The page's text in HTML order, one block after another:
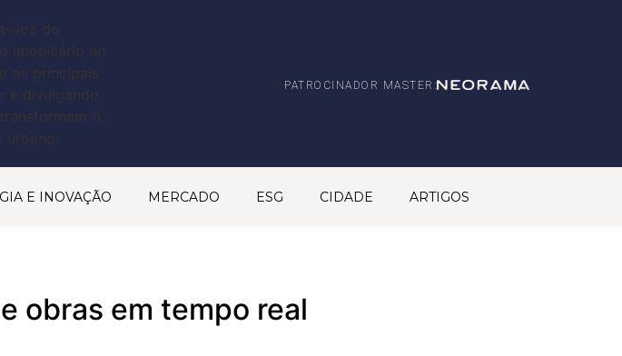
PATROCINADOR MASTER:
E INOVAÇÃO MERCADO ESG CIDADE ARTIGOS
obras em tempo real